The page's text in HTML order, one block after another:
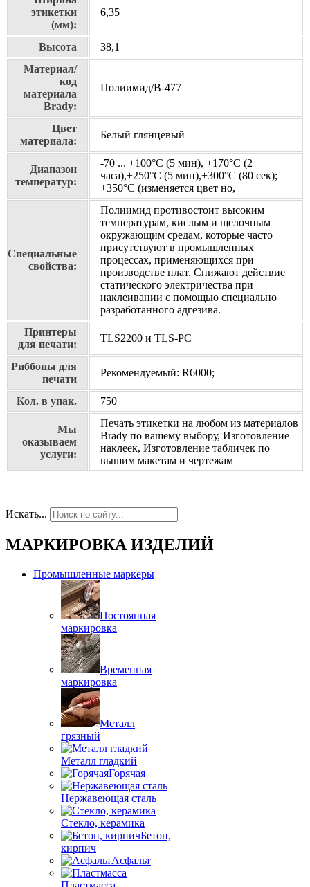
этикетки
(мм):
6,35
Высота
38,1
Материал/
код
материала
Brady:
Полиимид/В-477
Цвет
материала:
Белый глянцевый
Диапазон
температур:
-70 ... +100°С (5 мин), +170°С (2
часа),+250°С (5 мин),+300°С (80 сек);
+350°С (изменяется цвет но,
Специальные
свойства:
Полиимид противостоит высоким
температурам, кислым и щелочным
окружающим средам, которые часто
присутствуют в промышленных
процессах, применяющихся при
производстве плат. Cнижают действие
статического электричества при
наклеивании с помощью специально
разработанного адгезива.
Принтеры
для печати:
TLS2200 и TLS-PC
Риббоны для
печати
Рекомендуемый: R6000;
Кол. в упак. 750
Мы
оказываем
услуги:
Печать этикетки на любом из материалов
Brady по вашему выбору, Изготовление
наклеек, Изготовление табличек по
вышим макетам и чертежам
Искать...
МАРКИРОВКА ИЗДЕЛИЙ
Промышленные маркеры
Постоянная
маркировка
Временная
маркировка
Металл
грязный
Металл гладкий
Горячая
Нержавеющая сталь
Стекло, керамика
Бетон,
кирпич
Асфальт